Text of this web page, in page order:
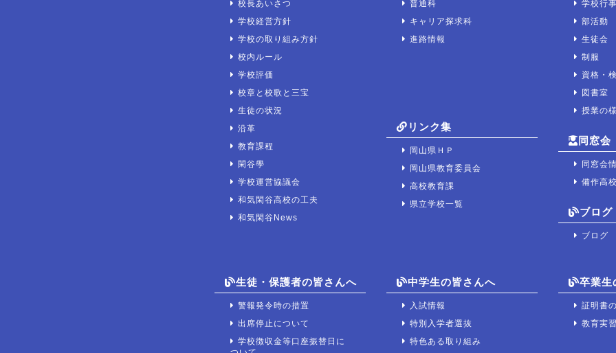
校長あいさつ
学校経営方針
学校の取り組み方針
校内ルール
学校評価
校章と校歌と三宝
生徒の状況
沿革
教育課程
閑谷學
学校運営協議会
和気閑谷高校の工夫
和気閑谷News
普通科
キャリア探求科
進路情報
学校行
部活動
生徒会
制服
資格・
図書室
授業の
リンク集
岡山県ＨＰ
岡山県教育委員会
高校教育課
県立学校一覧
同窓会
同窓会
備作高
ブログ
ブログ
生徒・保護者の皆さんへ
警報発令時の措置
出席停止について
学校徴収金等口座振替日に
中学生の皆さんへ
入試情報
特別入学者選抜
特色ある取り組み
卒業生
証明書
教育実